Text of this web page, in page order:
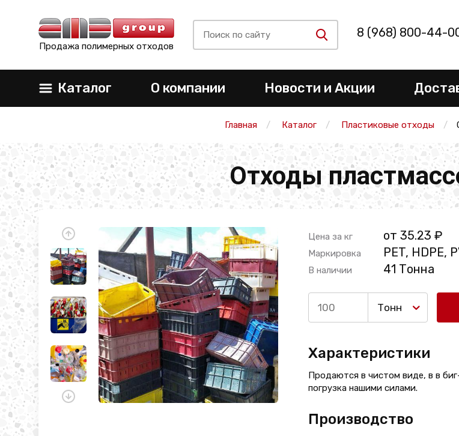
Продажа полимерных отходов
8 (968) 800-44-
Каталог О компании Новости и Акции
Главная Каталог Пластиковые отходы
Отходы
Цена за кг от 35.23 ₽
Маркировка PET, HDPE,
В наличии 41 Тонна
Тонн
Характеристики
Продаются в чистом виде, в в
погрузка нашими силами.
Производство